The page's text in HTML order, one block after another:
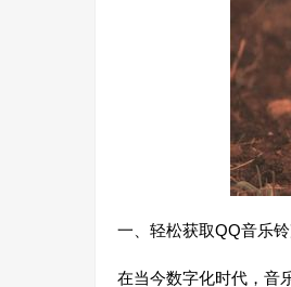
一、轻松获取QQ音乐
在当今数字化时代，音